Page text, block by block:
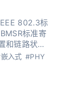
802.3标
标准寄
和链路状态
入式 #PHY